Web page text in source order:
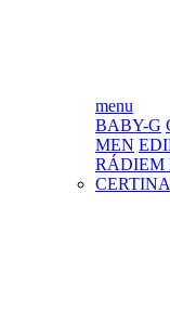
menu
BABY-G
MEN
RÁDIEM
CERTINA